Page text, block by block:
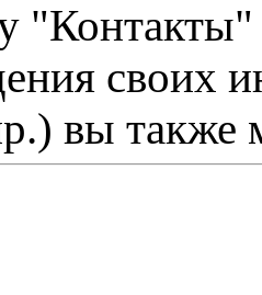
"Контакты"
своих
вы также